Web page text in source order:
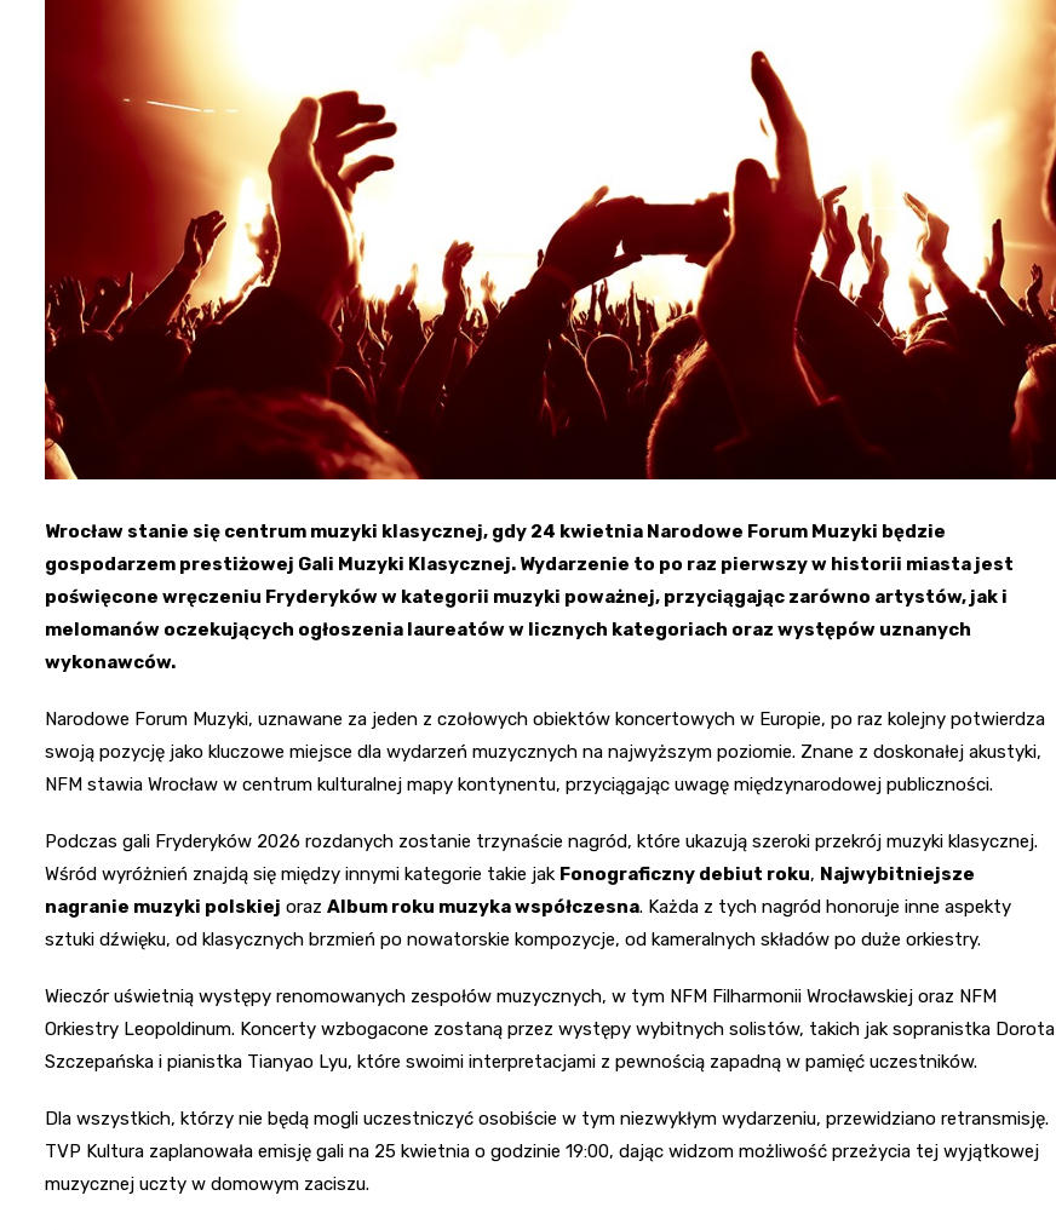
Wrocław stanie się centrum muzyki klasycznej, gdy 24 kwietnia Narodowe Forum Muzyki będzie
gospodarzem prestiżowej Gali Muzyki Klasycznej. Wydarzenie to po raz pierwszy w historii miasta jest
poświęcone wręczeniu Fryderyków w kategorii muzyki poważnej, przyciągając zarówno artystów, jak i
melomanów oczekujących ogłoszenia laureatów w licznych kategoriach oraz występów uznanych
wykonawców.
Narodowe Forum Muzyki, uznawane za jeden z czołowych obiektów koncertowych w Europie, po raz kolejny potwierdza
swoją pozycję jako kluczowe miejsce dla wydarzeń muzycznych na najwyższym poziomie. Znane z doskonałej akustyki,
NFM stawia Wrocław w centrum kulturalnej mapy kontynentu, przyciągając uwagę międzynarodowej publiczności.
Podczas gali Fryderyków 2026 rozdanych zostanie trzynaście nagród, które ukazują szeroki przekrój muzyki klasycznej.
Wśród wyróżnień znajdą się między innymi kategorie takie jak Fonograficzny debiut roku, Najwybitniejsze
nagranie muzyki polskiej oraz Album roku muzyka współczesna. Każda z tych nagród honoruje inne aspekty
sztuki dźwięku, od klasycznych brzmień po nowatorskie kompozycje, od kameralnych składów po duże orkiestry.
Wieczór uświetnią występy renomowanych zespołów muzycznych, w tym NFM Filharmonii Wrocławskiej oraz NFM
Orkiestry Leopoldinum. Koncerty wzbogacone zostaną przez występy wybitnych solistów, takich jak sopranistka Dorota
Szczepańska i pianistka Tianyao Lyu, które swoimi interpretacjami z pewnością zapadną w pamięć uczestników.
Dla wszystkich, którzy nie będą mogli uczestniczyć osobiście w tym niezwykłym wydarzeniu, przewidziano retransmisję.
TVP Kultura zaplanowała emisję gali na 25 kwietnia o godzinie 19:00, dając widzom możliwość przeżycia tej wyjątkowej
muzycznej uczty w domowym zaciszu.